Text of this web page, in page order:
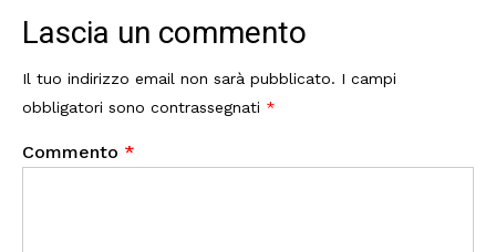
Lascia un commento
Il tuo indirizzo email non sarà pubblicato. I campi
obbligatori sono contrassegnati *
Commento *